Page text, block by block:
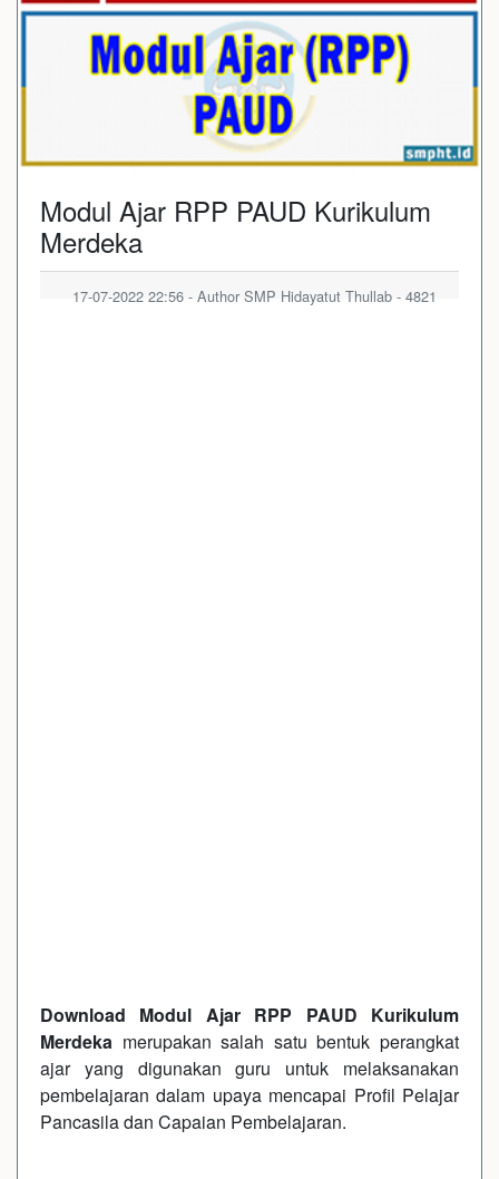
Modul Ajar RPP PAUD Kurikulum
Merdeka
17-07-2022 22:56 - Author SMP Hidayatut Thullab - 4821
Download Modul Ajar RPP PAUD Kurikulum
Merdeka merupakan salah satu bentuk perangkat
ajar yang digunakan guru untuk melaksanakan
pembelajaran dalam upaya mencapai Profil Pelajar
Pancasila dan Capaian Pembelajaran.